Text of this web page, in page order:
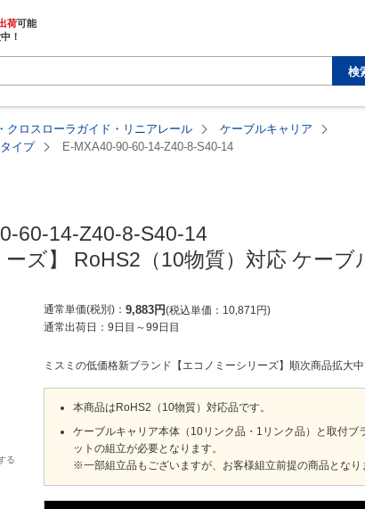
荷
！
検
クロスローラガイド・リニアレール
ケーブルキャリア
イプ
E-MXA40-90-60-14-Z40-8-S40-14
60-14-Z40-8-S40-14
ーズ】 RoHS2（10物質）対応 ケー
る
通常単価(税別) 9,883円 税込単価 10,871 円
通常出荷日： 9日目 ～99日目
ミスミの低価格新ブランド【エコノミーシリーズ】順次商品拡大
本商品はRoHS2（10物質）対応品です。
ケーブルキャリア本体（10リンク品・1リンク品）と取付
ットの組立が必要となります。
※一部組立品もございますが、お客様組立前提の商品となり